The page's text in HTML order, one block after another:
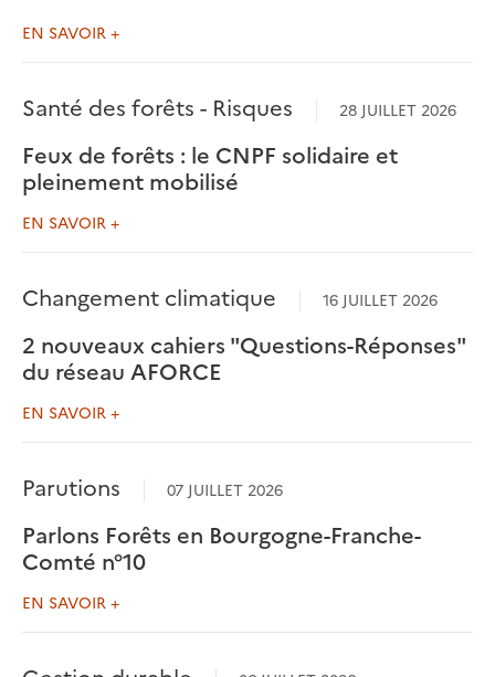
EN SAVOIR +
Santé des forêts - Risques 28 JUILLET 2026
Feux de forêts : le CNPF solidaire et
pleinement mobilisé
EN SAVOIR +
Changement climatique 16 JUILLET 2026
2 nouveaux cahiers "Questions-Réponses"
du réseau AFORCE
EN SAVOIR +
Parutions 07 JUILLET 2026
Parlons Forêts en Bourgogne-Franche-
Comté n°10
EN SAVOIR +